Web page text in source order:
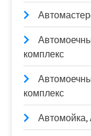
комплекс
комплекс
Автомойка,